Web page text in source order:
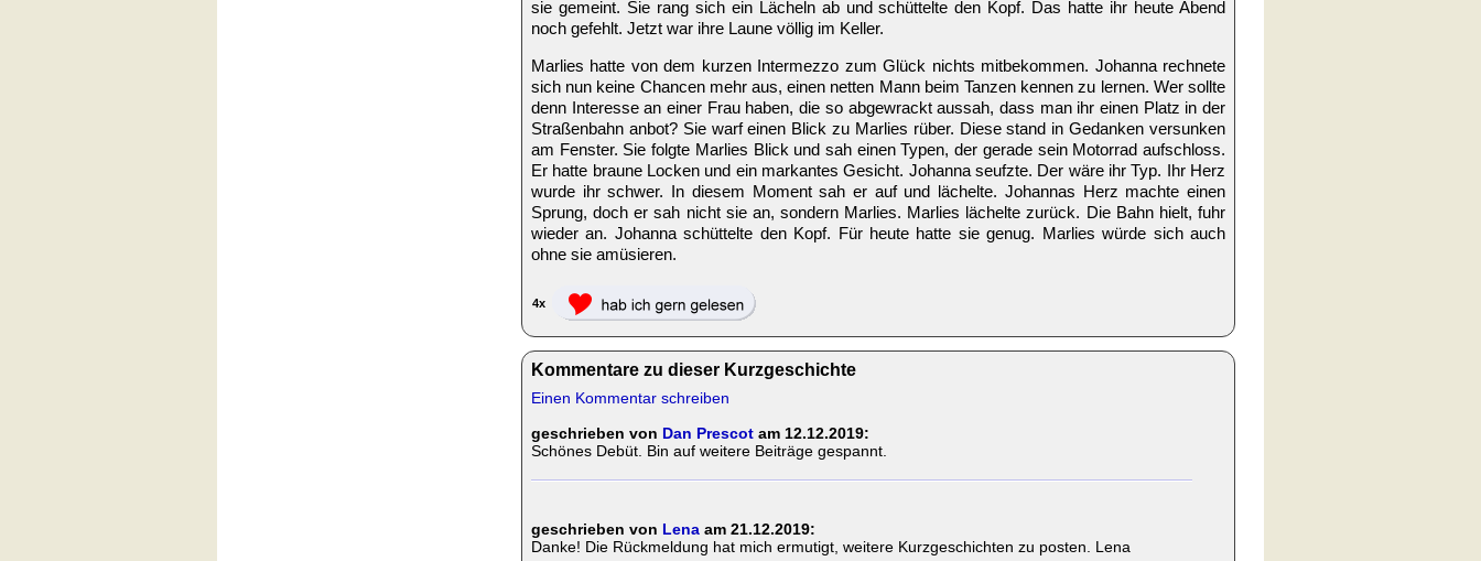
sie gemeint. Sie rang sich ein Lächeln ab und schüttelte den Kopf. Das hatte ihr heute Abend
noch gefehlt. Jetzt war ihre Laune völlig im Keller.
Marlies hatte von dem kurzen Intermezzo zum Glück nichts mitbekommen. Johanna rechnete
sich nun keine Chancen mehr aus, einen netten Mann beim Tanzen kennen zu lernen. Wer sollte
denn Interesse an einer Frau haben, die so abgewrackt aussah, dass man ihr einen Platz in der
Straßenbahn anbot? Sie warf einen Blick zu Marlies rüber. Diese stand in Gedanken versunken
am Fenster. Sie folgte Marlies Blick und sah einen Typen, der gerade sein Motorrad aufschloss.
Er hatte braune Locken und ein markantes Gesicht. Johanna seufzte. Der wäre ihr Typ. Ihr Herz
wurde ihr schwer. In diesem Moment sah er auf und lächelte. Johannas Herz machte einen
Sprung, doch er sah nicht sie an, sondern Marlies. Marlies lächelte zurück. Die Bahn hielt, fuhr
wieder an. Johanna schüttelte den Kopf. Für heute hatte sie genug. Marlies würde sich auch
ohne sie amüsieren.
4x
Kommentare zu dieser Kurzgeschichte
Einen Kommentar schreiben
geschrieben von Dan Prescot am 12.12.2019:
Schönes Debüt. Bin auf weitere Beiträge gespannt.
geschrieben von Lena am 21.12.2019:
Danke! Die Rückmeldung hat mich ermutigt, weitere Kurzgeschichten zu posten. Lena